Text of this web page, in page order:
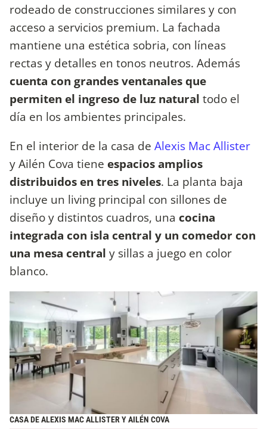
rodeado de construcciones similares y con
acceso a servicios premium. La fachada
mantiene una estética sobria, con líneas
rectas y detalles en tonos neutros. Además
cuenta con grandes ventanales que
permiten el ingreso de luz natural todo el
día en los ambientes principales.
En el interior de la casa de Alexis Mac Allister
y Ailén Cova tiene espacios amplios
distribuidos en tres niveles. La planta baja
incluye un living principal con sillones de
diseño y distintos cuadros, una cocina
integrada con isla central y un comedor con
una mesa central y sillas a juego en color
blanco.
CASA DE ALEXIS MAC ALLISTER Y AILÉN COVA